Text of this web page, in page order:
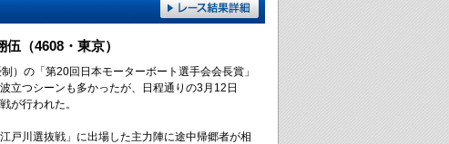
伍（4608・東京）
）の「第20回日本モーターボート選手会会長賞」
立つシーンも多かったが、日程通りの3月12日
が行われた。
戸川選抜戦」に出場した主力陣に途中帰郷者が相